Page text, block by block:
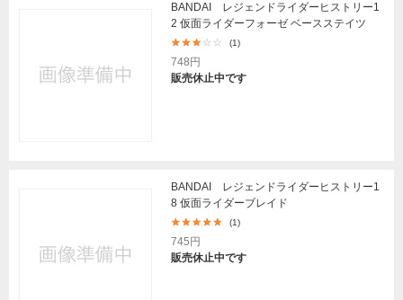
BANDAI レジェンドライダーヒストリー1
2 仮面ライダーフォーゼ ベースステイツ
(1)
748円
販売休止中です
BANDAI レジェンドライダーヒストリー1
8 仮面ライダーブレイド
(1)
745円
販売休止中です